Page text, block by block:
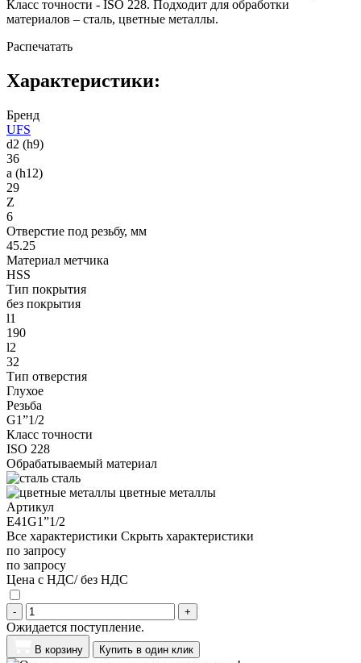
Класс точности - ISO 228. Подходит для обработки
материалов – сталь, цветные металлы.
Распечатать
Характеристики:
Бренд
UFS
d2 (h9)
36
a (h12)
29
Z
6
Отверстие под резьбу, мм
45.25
Материал метчика
HSS
Тип покрытия
без покрытия
l1
190
l2
32
Тип отверстия
Глухое
Резьба
G1”1/2
Класс точности
ISO 228
Обрабатываемый материал
сталь
цветные металлы
Артикул
E41G1”1/2
Все характеристики Скрыть характеристики
по запросу
по запросу
Цена с НДС/ без НДС
- +
Ожидается поступление.
В корзину Купить в один клик